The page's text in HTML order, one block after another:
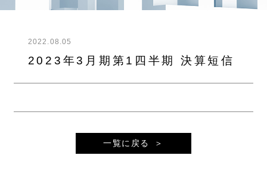
2022.08.05
2023年3月期第1四半期 決算短信
一覧に戻る